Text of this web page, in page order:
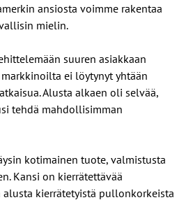
ansiosta voimme rakentaa
mielin.
suuren asiakkaan
ei löytynyt yhtään
Alusta alkaen oli selvää,
tehdä mahdollisimman
kotimainen tuote, valmistusta
Kansi on kierrätettävää
kierrätetyistä pullonkorkeista